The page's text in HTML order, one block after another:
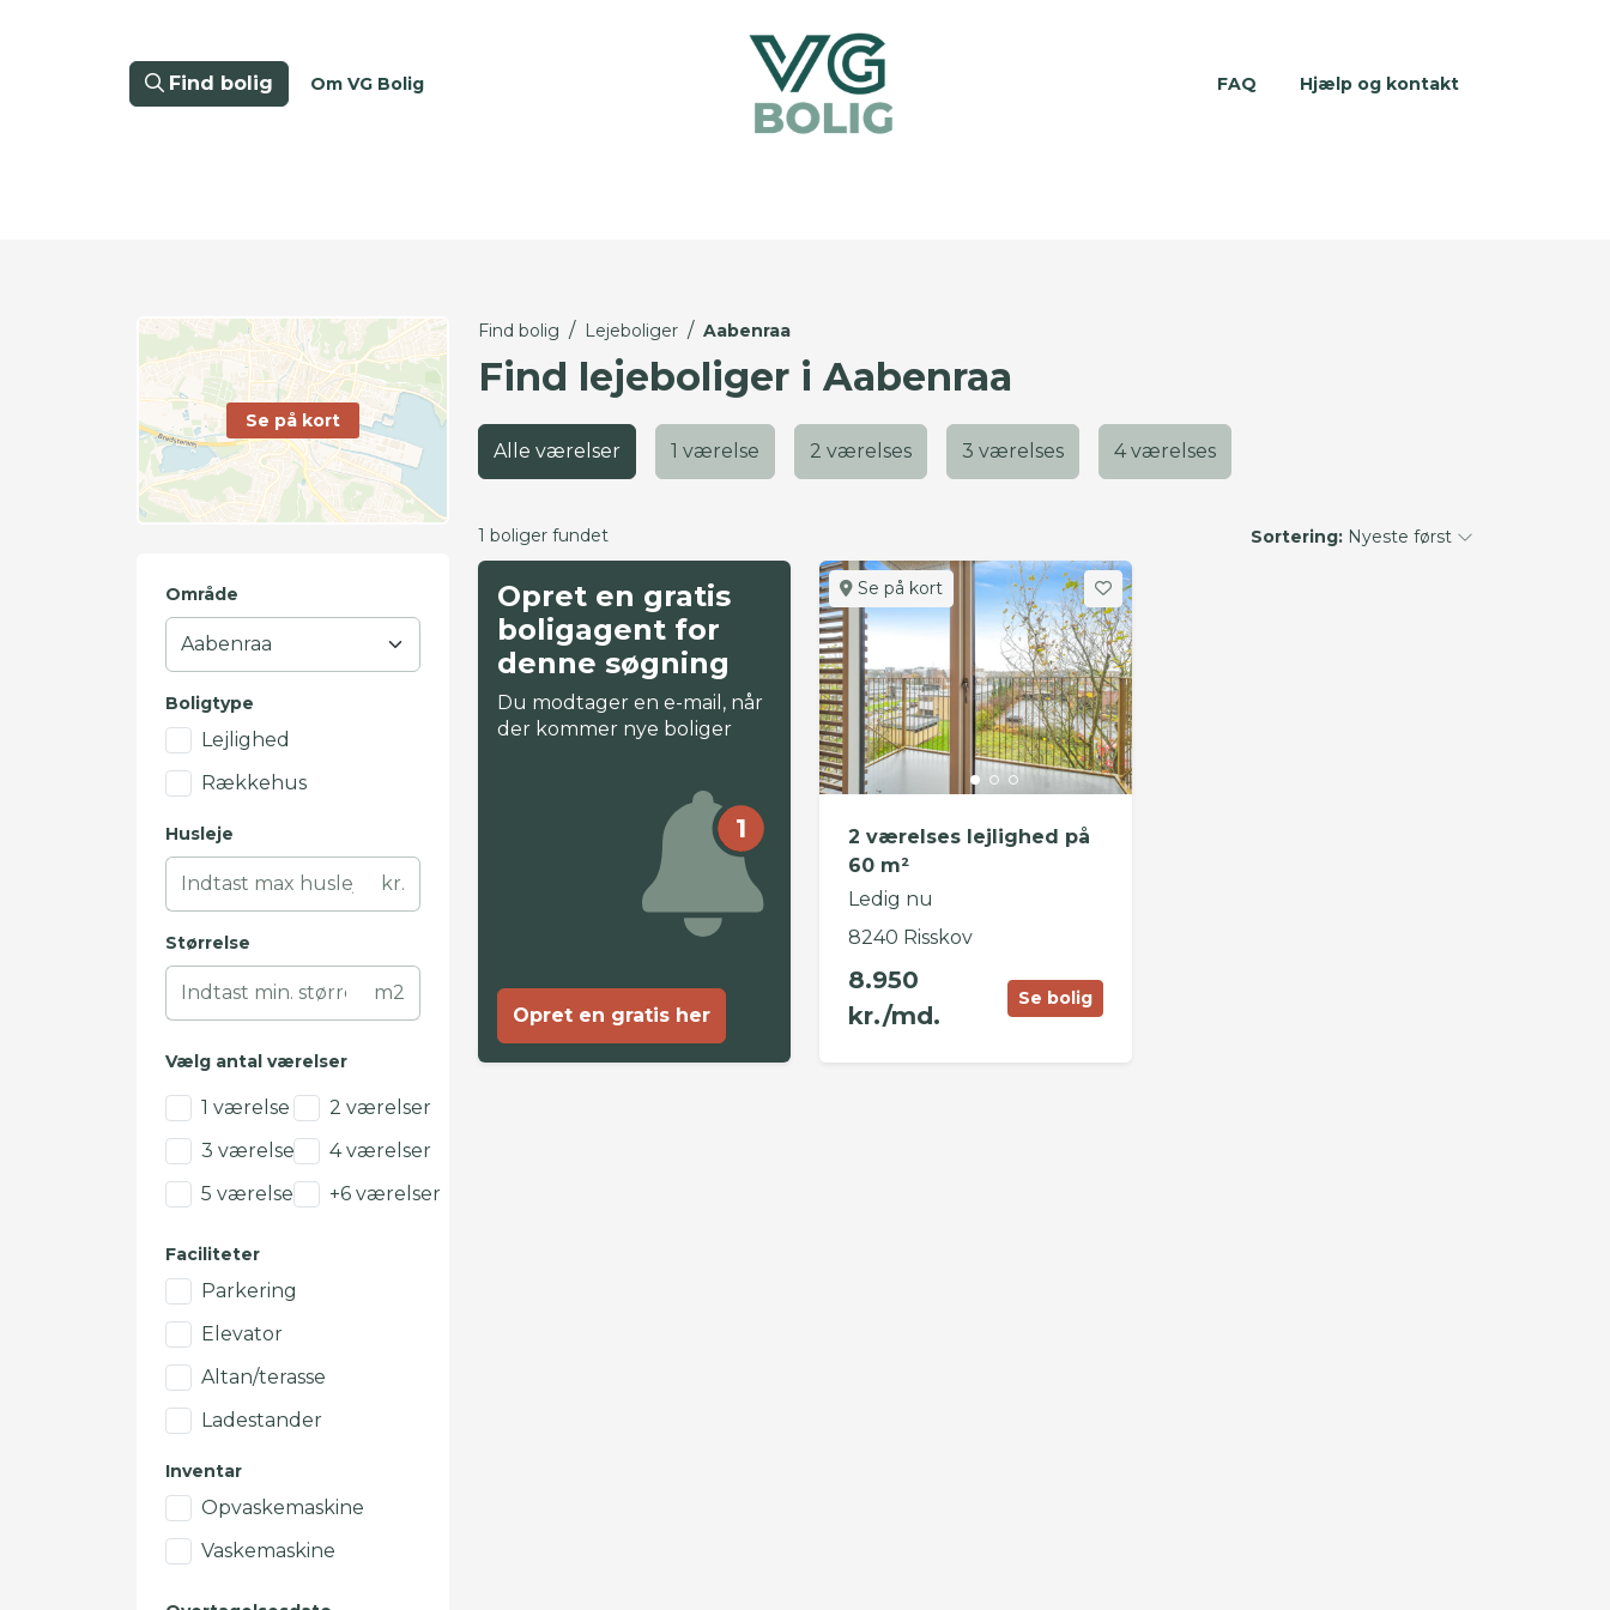
Find bolig Om VG Bolig FAQ Hjælp og kontakt
Se på kort
Område
Boligtype
Lejlighed
Rækkehus
Husleje
kr.
Størrelse
m2
Vælg antal værelser
1 værelse
2 værelser
3 værelser
4 værelser
5 værelser
+6 værelser
Faciliteter
Parkering
Elevator
Altan/terasse
Ladestander
Inventar
Opvaskemaskine
Vaskemaskine
Find bolig / Lejeboliger / Aabenraa
Find lejeboliger i Aabenraa
Alle værelser 1 værelse 2 værelses 3 værelses 4 værelses
1 boliger fundet Sortering: Nyeste først
Opret en gratis
boligagent for
denne søgning
Du modtager en e-mail, når
der kommer nye boliger
1
Opret en gratis her
Se på kort
2 værelses lejlighed på
60 m²
Ledig nu
8240 Risskov
8.950
kr./md.
Se bolig